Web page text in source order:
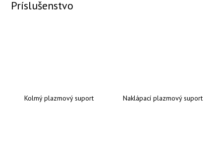
Príslušenstvo
Kolmý plazmový suport Naklápací plazmový suport